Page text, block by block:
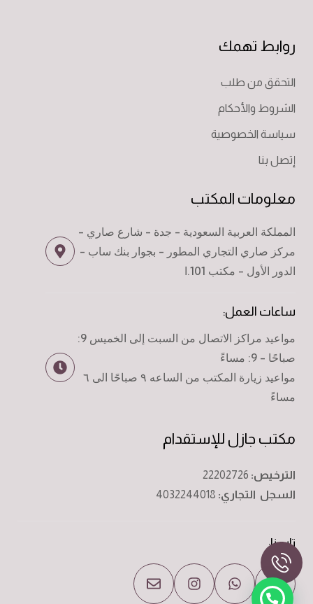
روابط تهمك
التحقق من طلب
الشروط والأحكام
سياسة الخصوصية
إتصل بنا
معلومات المكتب
المملكة العربية السعودية - جدة - شارع صاري -
مركز صاري التجاري المطور - بجوار بنك ساب -
الدور الأول - مكتب 101.ا
ساعات العمل:
مواعيد مراكز الاتصال من السبت إلى الخميس 9:
صباحًا - 9: مساءً
مواعيد زيارة المكتب من الساعه ٩ صباحًا الى ٦
مساءً
مكتب جازل للإستقدام
الترخيص: 22202726
السجل التجاري: 4032244018
تابعنا: